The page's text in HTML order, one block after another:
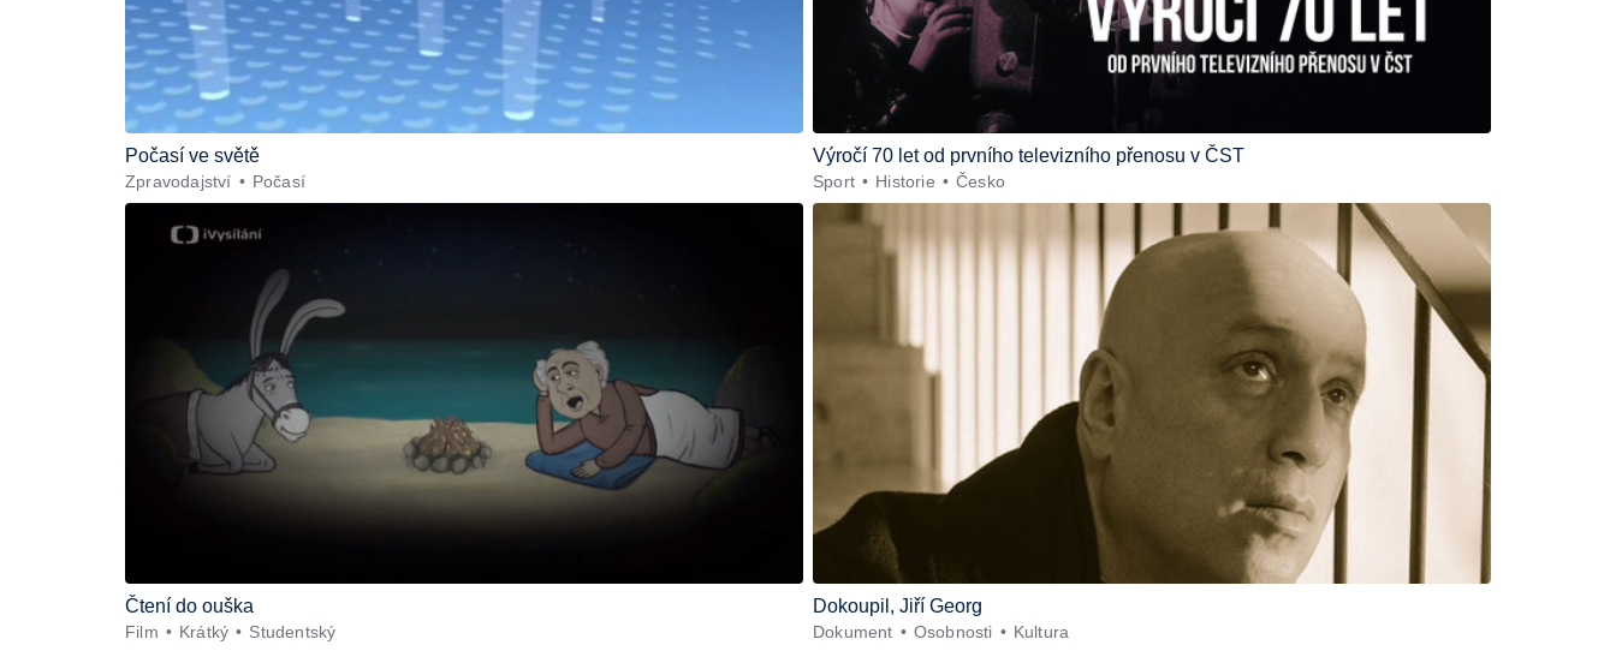
Počasí ve světě
Zpravodajství Počasí
Výročí 70 let od prvního televizního přenosu v ČST
Sport Historie Česko
Čtení do ouška
Film Krátký Studentský
Dokoupil, Jiří Georg
Dokument Osobnosti Kultura